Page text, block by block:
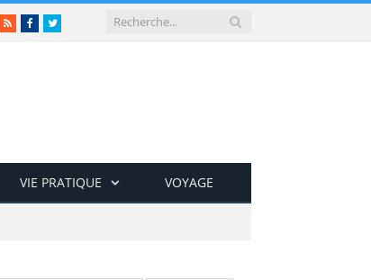
RSSFacebookTwitter
VIE PRATIQUE VOYAGE